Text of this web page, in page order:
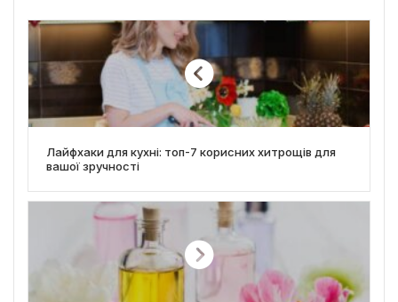
Лайфхаки для кухні: топ-7 корисних хитрощів для
вашої зручності